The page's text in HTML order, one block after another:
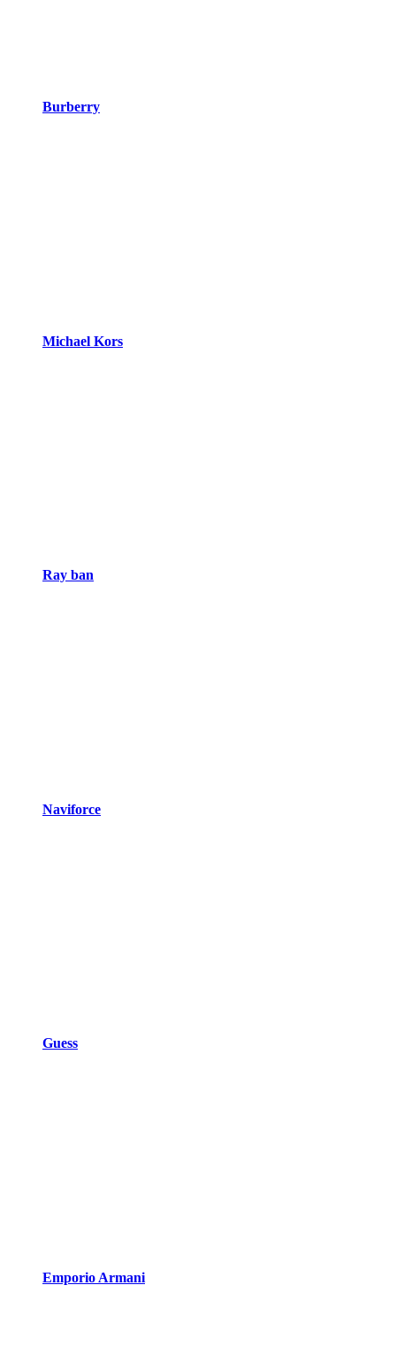
Burberry
Michael Kors
Ray ban
Naviforce
Guess
Emporio Armani